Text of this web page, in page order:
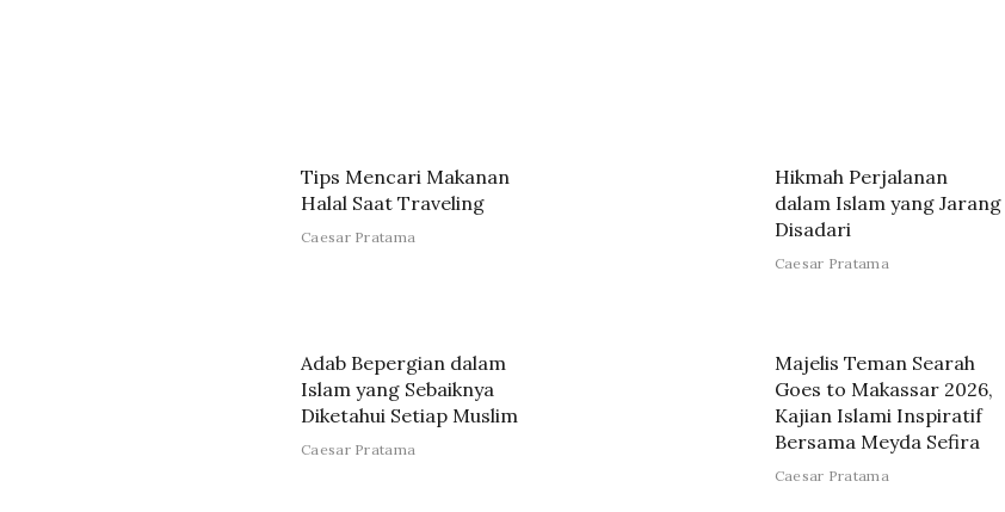
Tips Mencari Makanan
Halal Saat Traveling
Caesar Pratama
Hikmah Perjalanan
dalam Islam yang Jarang
Disadari
Caesar Pratama
Adab Bepergian dalam
Islam yang Sebaiknya
Diketahui Setiap Muslim
Caesar Pratama
Majelis Teman Searah
Goes to Makassar 2026,
Kajian Islami Inspiratif
Bersama Meyda Sefira
Caesar Pratama